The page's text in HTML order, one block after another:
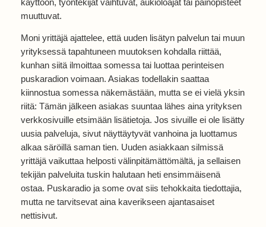
käyttöön, työntekijät vaihtuvat, aukioloajat tai painopisteet
muuttuvat.
Moni yrittäjä ajattelee, että uuden lisätyn palvelun tai muun
yrityksessä tapahtuneen muutoksen kohdalla riittää,
kunhan siitä ilmoittaa somessa tai luottaa perinteisen
puskaradion voimaan. Asiakas todellakin saattaa
kiinnostua somessa näkemästään, mutta se ei vielä yksin
riitä: Tämän jälkeen asiakas suuntaa lähes aina yrityksen
verkkosivuille etsimään lisätietoja. Jos sivuille ei ole lisätty
uusia palveluja, sivut näyttäytyvät vanhoina ja luottamus
alkaa säröillä saman tien. Uuden asiakkaan silmissä
yrittäjä vaikuttaa helposti välinpitämättömältä, ja sellaisen
tekijän palveluita tuskin halutaan heti ensimmäisenä
ostaa. Puskaradio ja some ovat siis tehokkaita tiedottajia,
mutta ne tarvitsevat aina kaverikseen ajantasaiset
nettisivut.